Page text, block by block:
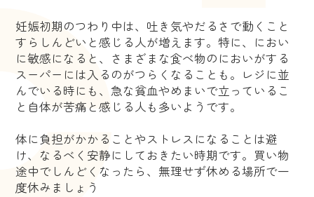
妊娠初期のつわり中は、吐き気やだるさで動くこと
すらしんどいと感じる人が増えます。特に、におい
に敏感になると、さまざまな食べ物のにおいがする
スーパーには入るのがつらくなることも。レジに並
んでいる時にも、急な貧血やめまいで立っているこ
と自体が苦痛と感じる人も多いようです。
体に負担がかかることやストレスになることは避
け、なるべく安静にしておきたい時期です。買い物
途中でしんどくなったら、無理せず休める場所で一
度休みましょう